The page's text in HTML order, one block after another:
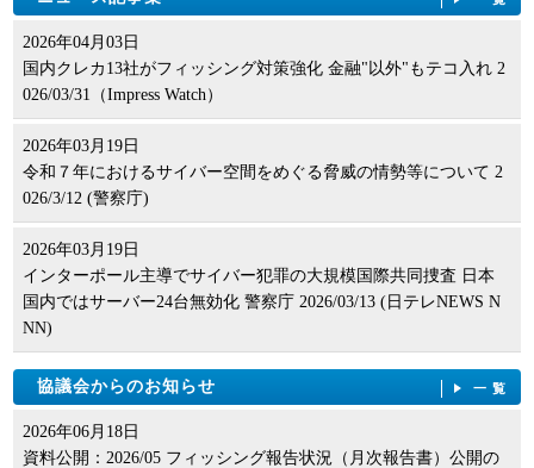
2026年04月03日
国内クレカ13社がフィッシング対策強化 金融"以外"もテコ入れ 2
026/03/31（Impress Watch）
2026年03月19日
令和７年におけるサイバー空間をめぐる脅威の情勢等について 2
026/3/12 (警察庁)
2026年03月19日
インターポール主導でサイバー犯罪の大規模国際共同捜査 日本
国内ではサーバー24台無効化 警察庁 2026/03/13 (日テレNEWS N
NN)
協議会からのお知らせ 一覧
2026年06月18日
資料公開：2026/05 フィッシング報告状況（月次報告書）公開の